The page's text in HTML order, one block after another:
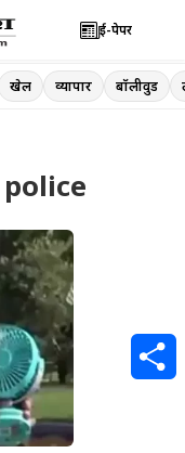
ई-पेपर
खेल व्यापार बॉलीवुड